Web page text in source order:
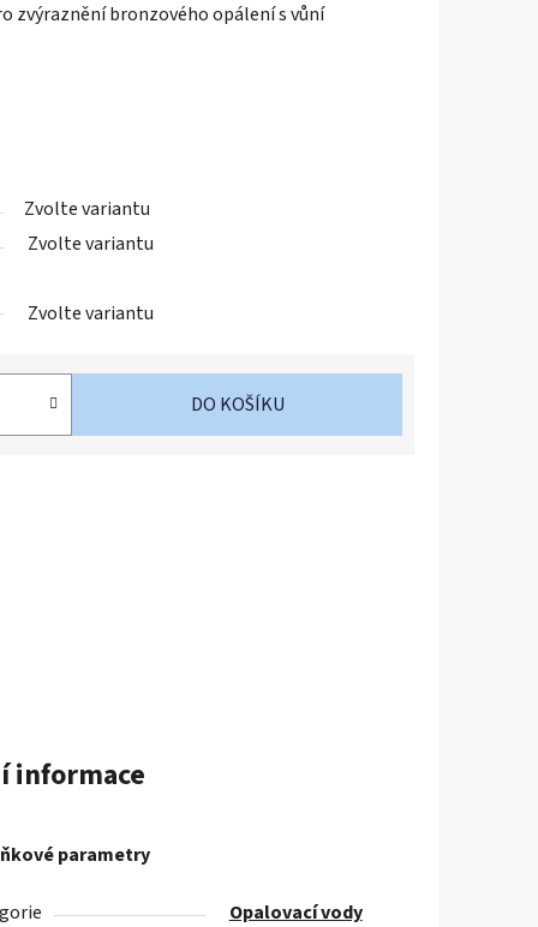
zvýraznění bronzového opálení s vůní
Zvolte variantu
Zvolte variantu
Zvolte variantu
DO KOŠÍKU
informace
parametry
Opalovací vody